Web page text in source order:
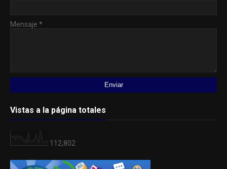
Mensaje *
Vistas a la página totales
112,802